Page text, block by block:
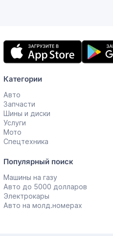
Мобильное
приложение
Категории
Авто
Запчасти
Шины и диски
Услуги
Мото
Спецтехника
Популярный поиск
Машины на газу
Авто до 5000 долларов
Электрокары
Авто на молд.номерах